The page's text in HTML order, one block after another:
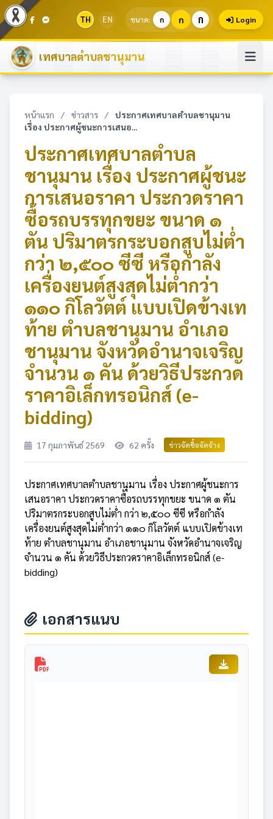
TH EN ขนาด: ก ก ก Login
เทศบาลตำบลชานุมาน
หน้าแรก / ข่าวสาร /
ประกาศเทศบาลตำบลชานุมาน
เรื่อง ประกาศผู้ชนะการเสนอ...
ประกาศเทศบาลตำบล
ชานุมาน เรื่อง ประกาศผู้ชนะ
การเสนอราคา ประกวดราคา
ซื้อรถบรรทุกขยะ ขนาด ๑
ตัน ปริมาตรกระบอกสูบไม่ต่ำ
กว่า ๒,๕๐๐ ซีซี หรือกำลัง
เครื่องยนต์สูงสุดไม่ต่ำกว่า
๑๑๐ กิโลวัตต์ แบบเปิดข้างเท
ท้าย ตำบลชานุมาน อำเภอ
ชานุมาน จังหวัดอำนาจเจริญ
จำนวน ๑ คัน ด้วยวิธีประกวด
ราคาอิเล็กทรอนิกส์ (e-
bidding)
17 กุมภาพันธ์ 2569 62 ครั้ง ข่าวจัดซื้อจัดจ้าง
ประกาศเทศบาลตำบลชานุมาน เรื่อง ประกาศผู้ชนะการ
เสนอราคา ประกวดราคาซื้อรถบรรทุกขยะ ขนาด ๑ ตัน
ปริมาตรกระบอกสูบไม่ต่ำ กว่า ๒,๕๐๐ ซีซี หรือกำลัง
เครื่องยนต์สูงสุดไม่ต่ำกว่า ๑๑๐ กิโลวัตต์ แบบเปิดข้างเท
ท้าย ตำบลชานุมาน อำเภอชานุมาน จังหวัดอำนาจเจริญ
จำนวน ๑ คัน ด้วยวิธีประกวดราคาอิเล็กทรอนิกส์ (e-
bidding)
เอกสารแนบ